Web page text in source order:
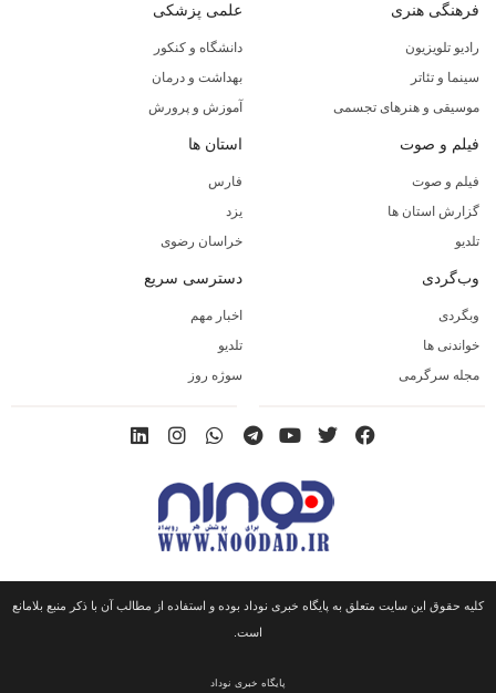
فرهنگی هنری
رادیو تلویزیون
سینما و تئاتر
موسیقی و هنرهای تجسمی
علمی پزشکی
دانشگاه و کنکور
بهداشت و درمان
آموزش و پرورش
فیلم و صوت
فیلم و صوت
گزارش استان ها
تلدیو
استان ها
فارس
یزد
خراسان رضوی
وب‌گردی
وبگردی
خواندنی ها
مجله سرگرمی
دسترسی سریع
اخبار مهم
تلدیو
سوژه روز
کلیه حقوق این سایت متعلق به پایگاه خبری نوداد بوده و استفاده از مطالب آن با ذکر منبع بلامانع
است.
پایگاه خبری نوداد